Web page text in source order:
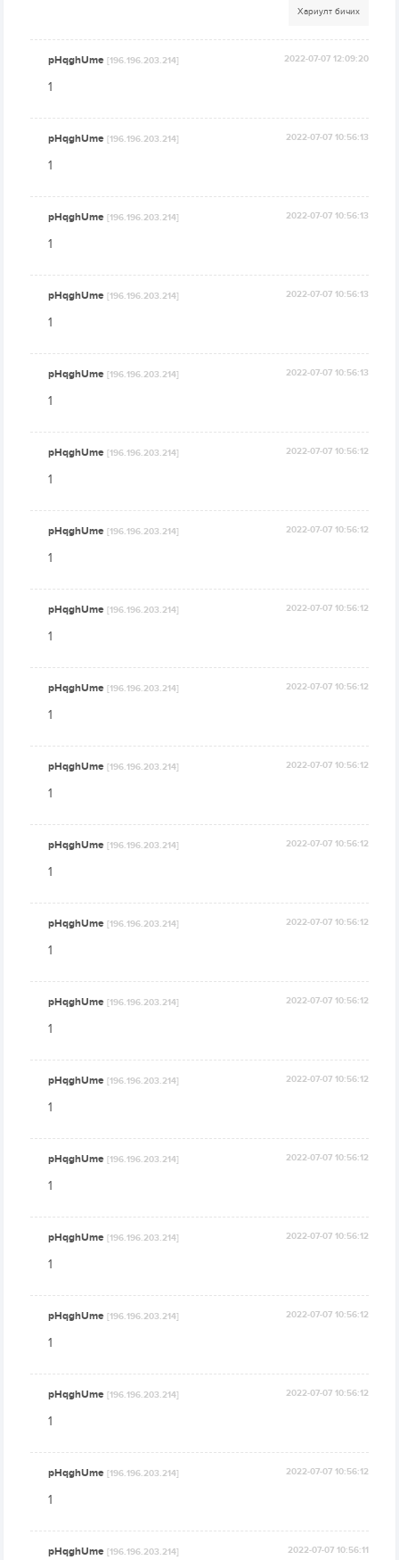
Хариулт бичих
pHqghUme[196.196.203.214] 2022-07-07 12:09:20
1
pHqghUme[196.196.203.214] 2022-07-07 10:56:13
1
pHqghUme[196.196.203.214] 2022-07-07 10:56:13
1
pHqghUme[196.196.203.214] 2022-07-07 10:56:13
1
pHqghUme[196.196.203.214] 2022-07-07 10:56:13
1
pHqghUme[196.196.203.214] 2022-07-07 10:56:12
1
pHqghUme[196.196.203.214] 2022-07-07 10:56:12
1
pHqghUme[196.196.203.214] 2022-07-07 10:56:12
1
pHqghUme[196.196.203.214] 2022-07-07 10:56:12
1
pHqghUme[196.196.203.214] 2022-07-07 10:56:12
1
pHqghUme[196.196.203.214] 2022-07-07 10:56:12
1
pHqghUme[196.196.203.214] 2022-07-07 10:56:12
1
pHqghUme[196.196.203.214] 2022-07-07 10:56:12
1
pHqghUme[196.196.203.214] 2022-07-07 10:56:12
1
pHqghUme[196.196.203.214] 2022-07-07 10:56:12
1
pHqghUme[196.196.203.214] 2022-07-07 10:56:12
1
pHqghUme[196.196.203.214] 2022-07-07 10:56:12
1
pHqghUme[196.196.203.214] 2022-07-07 10:56:12
1
pHqghUme[196.196.203.214] 2022-07-07 10:56:12
1
pHqghUme[196.196.203.214] 2022-07-07 10:56:11